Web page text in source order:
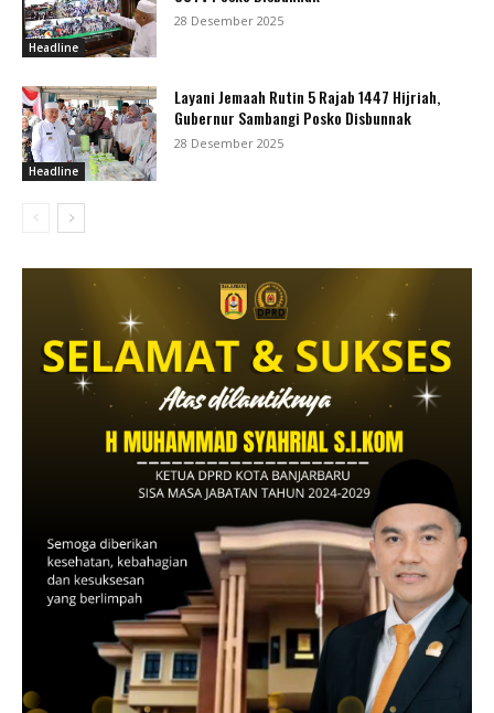
Headline
28 Desember 2025
Headline
Layani Jemaah Rutin 5 Rajab 1447 Hijriah,
Gubernur Sambangi Posko Disbunnak
28 Desember 2025